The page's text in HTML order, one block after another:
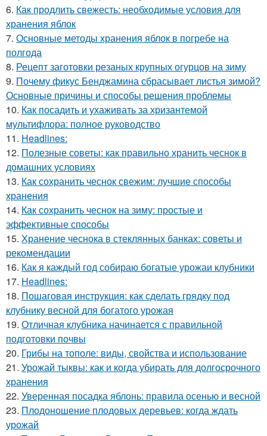
6. Как продлить свежесть: необходимые условия для
хранения яблок
7. Основные методы хранения яблок в погребе на
полгода
8. Рецепт заготовки резаных крупных огурцов на зиму
9. Почему фикус Бенджамина сбрасывает листья зимой?
Основные причины и способы решения проблемы
10. Как посадить и ухаживать за хризантемой
мультифлора: полное руководство
11. Headlines:
12. Полезные советы: как правильно хранить чеснок в
домашних условиях
13. Как сохранить чеснок свежим: лучшие способы
хранения
14. Как сохранить чеснок на зиму: простые и
эффективные способы
15. Хранение чеснока в стеклянных банках: советы и
рекомендации
16. Как я каждый год собираю богатые урожаи клубники
17. Headlines:
18. Пошаговая инструкция: как сделать грядку под
клубнику весной для богатого урожая
19. Отличная клубника начинается с правильной
подготовки почвы
20. Грибы на тополе: виды, свойства и использование
21. Урожай тыквы: как и когда убирать для долгосрочного
хранения
22. Уверенная посадка яблонь: правила осенью и весной
23. Плодоношение плодовых деревьев: когда ждать
урожай